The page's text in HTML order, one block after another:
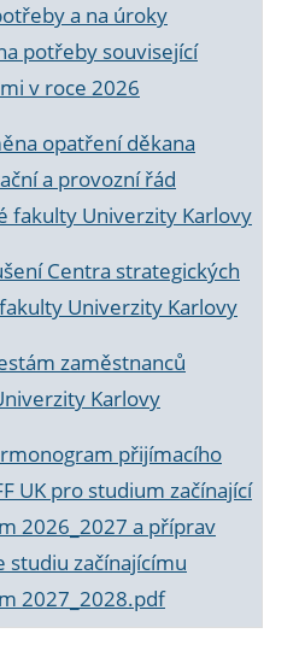
a na úroky
potřeby související
v roce 2026
opatření děkana
a provozní řád
fakulty Univerzity Karlovy
Centra strategických
Univerzity Karlovy
zaměstnanců
Karlovy
přijímacího
UK pro studium začínající
2026_2027 a příprav
studiu začínajícímu
2027_2028.pdf